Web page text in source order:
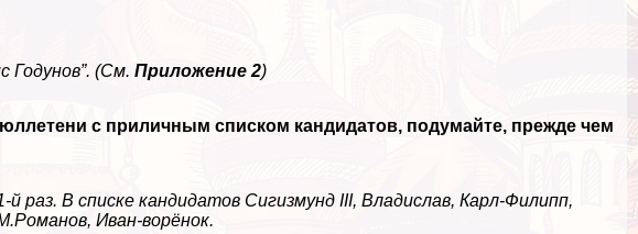
Годунов”. (См.Приложение 2)
с приличным списком кандидатов, подумайте, прежде чем
раз. В списке кандидатов Сигизмунд III, Владислав, Карл-Филипп,
Иван-ворёнок.